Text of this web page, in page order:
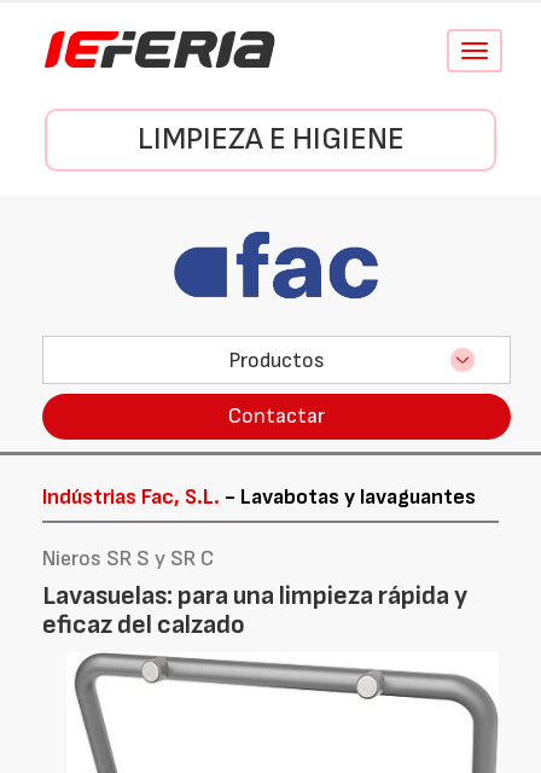
Conmutar
LIMPIEZA E HIGIENE
Productos
Contactar
Indústrias Fac, S.L. - Lavabotas y lavaguantes
Nieros SR S y SR C
Lavasuelas: para una limpieza rápida y
eficaz del calzado